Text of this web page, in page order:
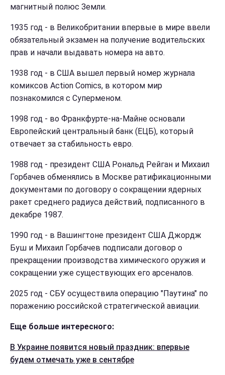
магнитный полюс Земли.
1935 год - в Великобритании впервые в мире ввели
обязательный экзамен на получение водительских
прав и начали выдавать номера на авто.
1938 год - в США вышел первый номер журнала
комиксов Action Comics, в котором мир
познакомился с Суперменом.
1998 год - во Франкфурте-на-Майне основали
Европейский центральный банк (ЕЦБ), который
отвечает за стабильность евро.
1988 год - президент США Рональд Рейган и Михаил
Горбачев обменялись в Москве ратификационными
документами по договору о сокращении ядерных
ракет среднего радиуса действий, подписанного в
декабре 1987.
1990 год - в Вашингтоне президент США Джордж
Буш и Михаил Горбачев подписали договор о
прекращении производства химического оружия и
сокращении уже существующих его арсеналов.
2025 год - СБУ осуществила операцию "Паутина" по
поражению российской стратегической авиации.
Еще больше интересного:
В Украине появится новый праздник: впервые
будем отмечать уже в сентябре